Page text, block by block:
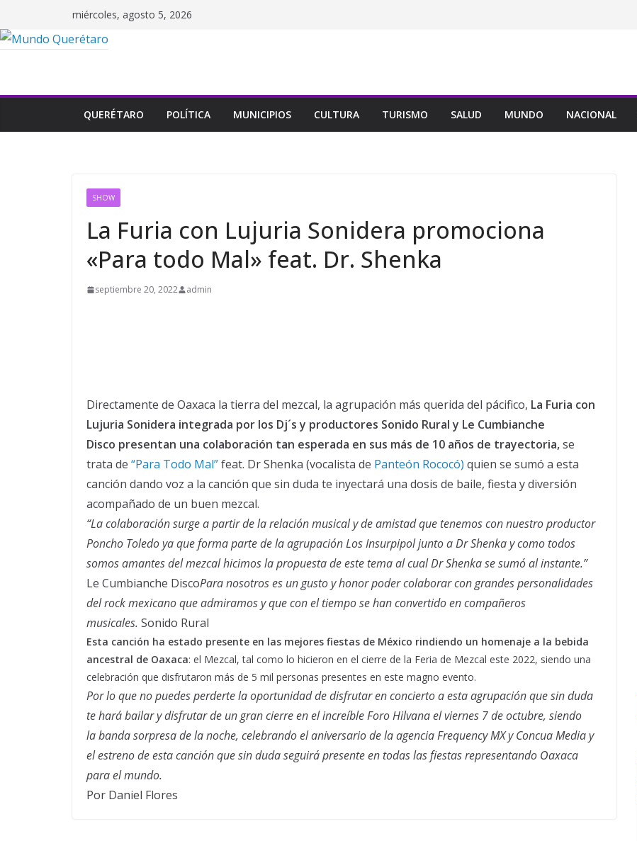
al
contenido
miércoles, agosto 5, 2026
QUERÉTARO POLÍTICA MUNICIPIOS CULTURA TURISMO SALUD MUNDO NACIONAL
SHOW
La Furia con Lujuria Sonidera promociona
«Para todo Mal» feat. Dr. Shenka
septiembre 20, 2022 admin
Directamente de Oaxaca la tierra del mezcal, la agrupación más querida del pácifico, La Furia con
Lujuria Sonidera integrada por los Dj´s y productores Sonido Rural y Le Cumbianche
Disco presentan una colaboración tan esperada en sus más de 10 años de trayectoria,se
trata de “Para Todo Mal”feat. Dr Shenka (vocalista de Panteón Rococó) quien se sumó a esta
canción dando voz a la canción que sin duda te inyectará una dosis de baile, fiesta y diversión
acompañado de un buen mezcal.
“La colaboración surge a partir de la relación musical y de amistad que tenemos con nuestro productor
Poncho Toledo ya que forma parte de la agrupación Los Insurpipol junto a Dr Shenka y como todos
somos amantes del mezcal hicimos la propuesta de este tema al cual Dr Shenka se sumó al instante.”
Le Cumbianche DiscoPara nosotros es un gusto y honor poder colaborar con grandes personalidades
del rock mexicano que admiramos y que con el tiempo se han convertido en compañeros
musicales. Sonido Rural
Esta canción ha estado presente en las mejores fiestas de México rindiendo un homenaje a la bebida
ancestral de Oaxaca: el Mezcal, tal como lo hicieron en el cierre de la Feria de Mezcal este 2022, siendo una
celebración que disfrutaron más de 5 mil personas presentes en este magno evento.
Por lo que no puedes perderte la oportunidad de disfrutar en concierto a esta agrupación que sin duda
te hará bailar y disfrutar de un gran cierre en el increíble Foro Hilvana el viernes 7 de octubre, siendo
la banda sorpresa de la noche, celebrando el aniversario de la agencia Frequency MX y Concua Media y
el estreno de esta canción que sin duda seguirá presente en todas las fiestas representando Oaxaca
para el mundo.
Por Daniel Flores